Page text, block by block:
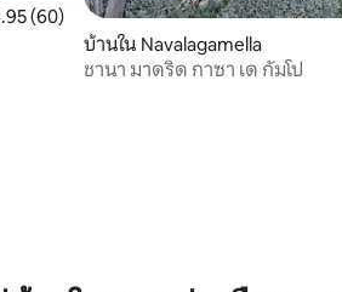
นนเฉลี่ย 4.95 จาก 5, 60 รีวิว
(60)
บ้านใน Navalagamella
ชานา มาดริด กาซา เด กัมโป